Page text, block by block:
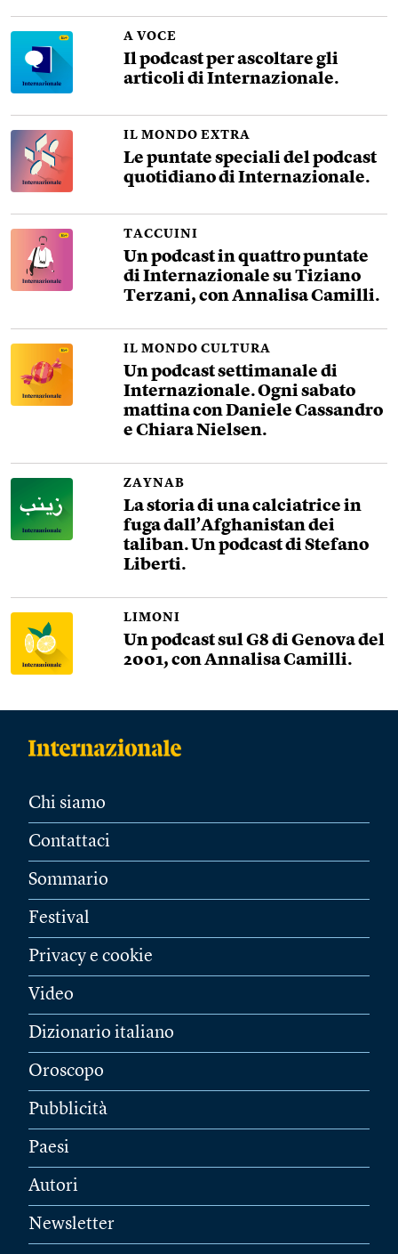
A VOCE
Il podcast per ascoltare gli
articoli di Internazionale.
IL MONDO EXTRA
Le puntate speciali del podcast
quotidiano di Internazionale.
TACCUINI
Un podcast in quattro puntate
di Internazionale su Tiziano
Terzani, con Annalisa Camilli.
IL MONDO CULTURA
Un podcast settimanale di
Internazionale. Ogni sabato
mattina con Daniele Cassandro
e Chiara Nielsen.
ZAYNAB
La storia di una calciatrice in
fuga dall’Afghanistan dei
taliban. Un podcast di Stefano
Liberti.
LIMONI
Un podcast sul G8 di Genova del
2001, con Annalisa Camilli.
Chi siamo
Contattaci
Sommario
Festival
Privacy e cookie
Video
Dizionario italiano
Oroscopo
Pubblicità
Paesi
Autori
Newsletter